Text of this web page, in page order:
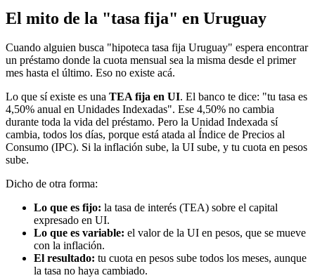
El mito de la "tasa fija" en Uruguay
Cuando alguien busca "hipoteca tasa fija Uruguay" espera encontrar
un préstamo donde la cuota mensual sea la misma desde el primer
mes hasta el último. Eso no existe acá.
Lo que sí existe es una TEA fija en UI. El banco te dice: "tu tasa es
4,50% anual en Unidades Indexadas". Ese 4,50% no cambia
durante toda la vida del préstamo. Pero la Unidad Indexada sí
cambia, todos los días, porque está atada al Índice de Precios al
Consumo (IPC). Si la inflación sube, la UI sube, y tu cuota en pesos
sube.
Dicho de otra forma:
Lo que es fijo: la tasa de interés (TEA) sobre el capital
expresado en UI.
Lo que es variable: el valor de la UI en pesos, que se mueve
con la inflación.
El resultado: tu cuota en pesos sube todos los meses, aunque
la tasa no haya cambiado.